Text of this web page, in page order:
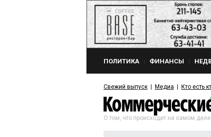
ПОЛИТИКА ФИНАНСЫ
Свежий выпуск Медиа Кто есть
О том, что происходит на самом деле